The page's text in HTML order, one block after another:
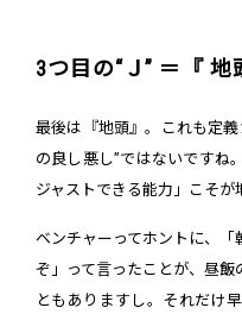
3つ目の“Ｊ” ＝『 地
最後は『地頭』。これも定
の良し悪し”ではないですね
ジャストできる能力」こそが
ベンチャーってホントに、
ぞ」って言ったことが、昼飯
ともありますし。それだけ